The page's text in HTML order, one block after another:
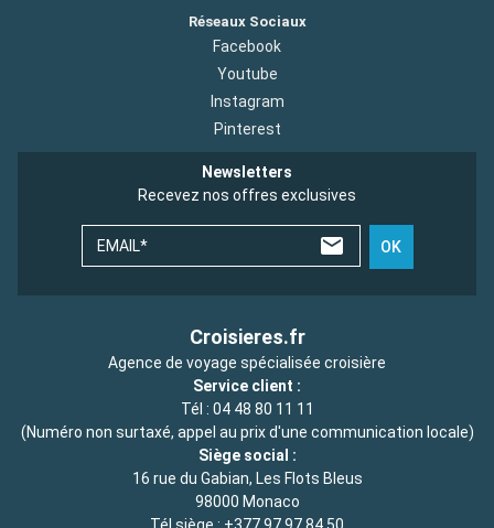
Réseaux Sociaux
Facebook
Youtube
Instagram
Pinterest
Newsletters
Recevez nos offres exclusives
EMAIL* OK
Croisieres.fr
Agence de voyage spécialisée croisière
Service client :
Tél : 04 48 80 11 11
(Numéro non surtaxé, appel au prix d'une communication locale)
Siège social :
16 rue du Gabian, Les Flots Bleus
98000 Monaco